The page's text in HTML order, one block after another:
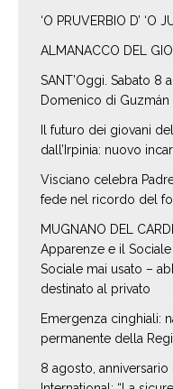
‘O PRUVERBIO D’
ALMANACCO DEL
SANT’Oggi. Sabato 8
Domenico di
Il futuro dei giovani
dall’Irpinia: nuovo
Visciano celebra
fede nel ricordo del
MUGNANO DEL
Apparenze e il
Sociale mai usato –
destinato al privato
Emergenza cinghiali:
permanente della
8 agosto,